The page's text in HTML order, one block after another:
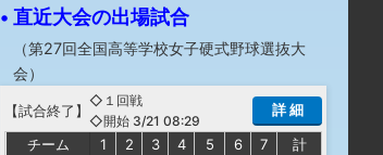
• 直近大会の出場試合
（第27回全国高等学校女子硬式野球選抜大
会）
【試合終了 】
◇１回戦
◇開始 3/21 08:29
詳 細
チーム 1 2 3 4 5 6 7
計